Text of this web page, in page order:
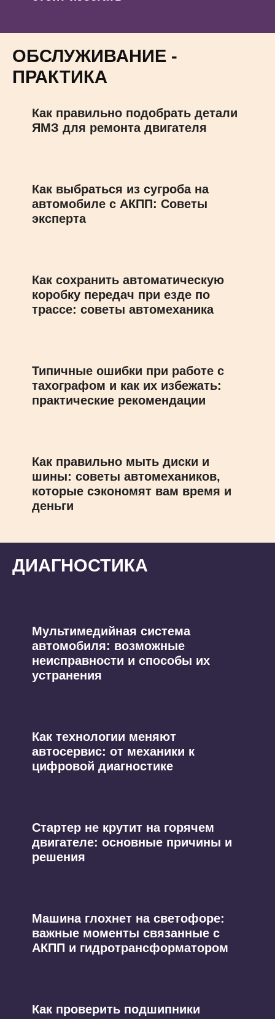
ОБСЛУЖИВАНИЕ -
ПРАКТИКА
Как правильно подобрать детали
ЯМЗ для ремонта двигателя
Как выбраться из сугроба на
автомобиле с АКПП: Советы
эксперта
Как сохранить автоматическую
коробку передач при езде по
трассе: советы автомеханика
Типичные ошибки при работе с
тахографом и как их избежать:
практические рекомендации
Как правильно мыть диски и
шины: советы автомехаников,
которые сэкономят вам время и
деньги
ДИАГНОСТИКА
Мультимедийная система
автомобиля: возможные
неисправности и способы их
устранения
Как технологии меняют
автосервис: от механики к
цифровой диагностике
Стартер не крутит на горячем
двигателе: основные причины и
решения
Машина глохнет на светофоре:
важные моменты связанные с
АКПП и гидротрансформатором
Как проверить подшипники